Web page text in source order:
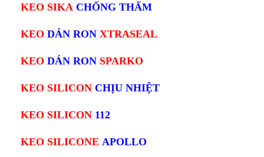
KEO SIKA CHỐNG THẤM
KEO DÁN RON XTRASEAL
KEO DÁN RON SPARKO
KEO SILICON CHỊU NHIỆT
KEO SILICON 112
KEO SILICONE APOLLO